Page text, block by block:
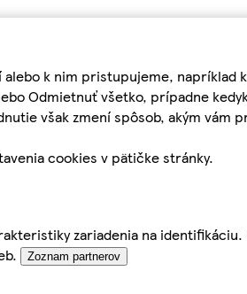
k nim pristupujeme,
Odmietnuť všetko, prípadne
však zmení spôsob, akým vám
cookies v pätičke stránky.
zariadenia na
Zoznam partnerov